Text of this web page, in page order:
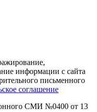
информации с сайта
письменного
соглашение
СМИ №0400 от 13